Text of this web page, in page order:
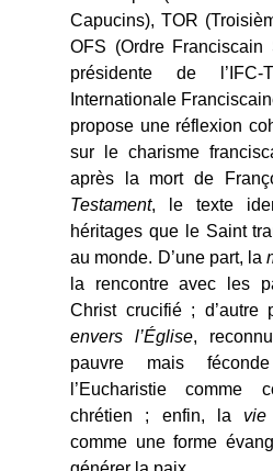
Capucins), TOR
OFS (Ordre
présidente de l’IFC-
Internationale
propose une réflexion
sur le charisme
après la mort de
Testament, le texte
héritages que le Saint
au monde. D’une part, la
la rencontre avec les
Christ crucifié ; d’autre
envers l’Église,
pauvre mais
l’Eucharistie
chrétien ; enfin, la vie
comme une forme